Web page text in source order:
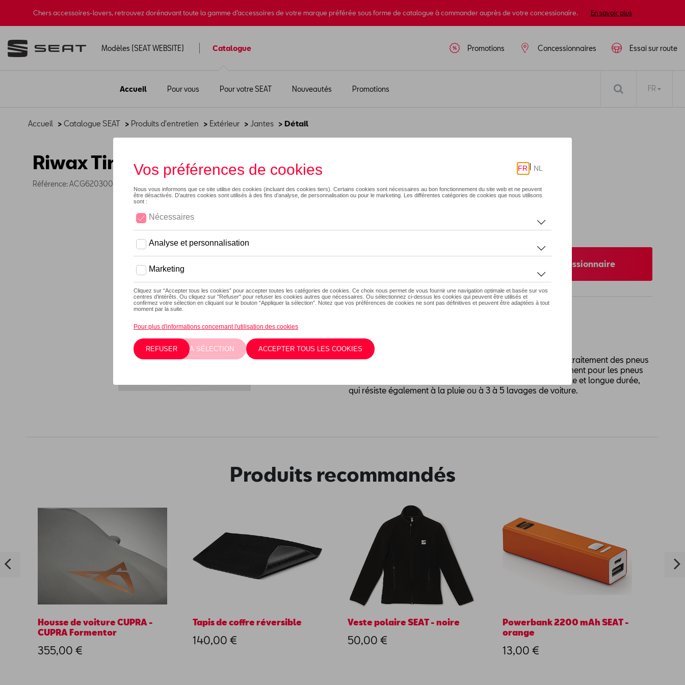
Chers accessoires-lovers, retrouvez dorénavant toute la gamme d’accessoires de votre marque préférée sous forme de catalogue à commander auprès de votre concessionaire. En savoir plus
Modèles (SEAT WEBSITE) Catalogue
Accueil Pour vous Pour votre SEAT Nouveautés Promotions
Essai sur route
Concessionnaires
Promotions
FR
Accueil > Catalogue SEAT > Produits d'entretien > Extérieur > Jantes > Détail
Riwax Tire Gloss Gel 250ml
Référence: ACG62030061
Vérifiez la disponibilité auprès de votre concessionnaire
Description
Tire Gloss Gel contient des polymères sélectionnés pour le traitement des pneus
ou autres éléments en plastique des véhicules. Idéal également pour les pneus
devenus bruns. Tire Gloss Gel procure une brillance naturelle et longue durée,
qui résiste également à la pluie ou à 3 à 5 lavages de voiture.
Produits recommandés
Housse de voiture CUPRA -
CUPRA Formentor
355,00 €
Tapis de coffre réversible
140,00 €
Veste polaire SEAT - noire
50,00 €
Powerbank 2200 mAh SEAT -
orange
13,00 €